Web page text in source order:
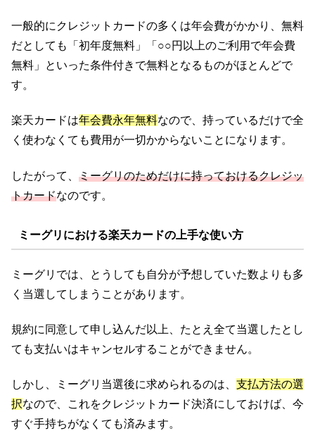
一般的にクレジットカードの多くは年会費がかかり、無料
だとしても「初年度無料」「○○円以上のご利用で年会費
無料」といった条件付きで無料となるものがほとんどで
す。
楽天カードは年会費永年無料なので、持っているだけで全
く使わなくても費用が一切かからないことになります。
したがって、 ミーグリのためだけに持っておけるクレジッ
トカードなのです。
ミーグリにおける楽天カードの上手な使い方
ミーグリでは、とうしても自分が予想していた数よりも多
く当選してしまうことがあります。
規約に同意して申し込んだ以上、たとえ全て当選したとし
ても支払いはキャンセルすることができません。
しかし、ミーグリ当選後に求められるのは、 支払方法の選
択なので、これをクレジットカード決済にしておけば、今
すぐ手持ちがなくても済みます。